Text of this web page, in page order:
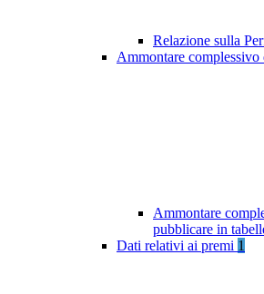
Relazione sulla
Ammontare complessivo
Ammontare
pubblicare in
Dati relativi ai premi 1